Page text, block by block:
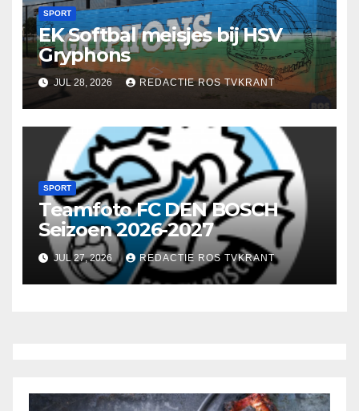
SPORT
EK Softbal meisjes bij HSV
Gryphons
JUL 28, 2026 REDACTIE ROS TVKRANT
SPORT
Teamfoto FC DEN BOSCH
Seizoen 2026-2027
JUL 27, 2026 REDACTIE ROS TVKRANT